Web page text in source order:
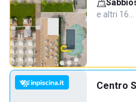
e altri 16…
Centro